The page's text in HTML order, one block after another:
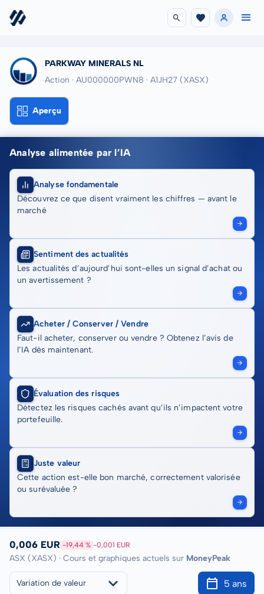
PARKWAY MINERALS NL
Action · AU000000PWN8 · A1JH27 (XASX)
Aperçu
Analyse alimentée par l’IA
Analyse fondamentale
Découvrez ce que disent vraiment les chiffres — avant le
marché
Sentiment des actualités
Les actualités d’aujourd’hui sont-elles un signal d’achat ou
un avertissement ?
Acheter / Conserver / Vendre
Faut-il acheter, conserver ou vendre ? Obtenez l’avis de
l’IA dès maintenant.
Évaluation des risques
Détectez les risques cachés avant qu’ils n’impactent votre
portefeuille.
Juste valeur
Cette action est-elle bon marché, correctement valorisée
ou surévaluée ?
0,006 EUR -19,44 % -0,001 EUR
ASX (XASX) · Cours et graphiques actuels sur MoneyPeak
Variation de valeur 5 ans